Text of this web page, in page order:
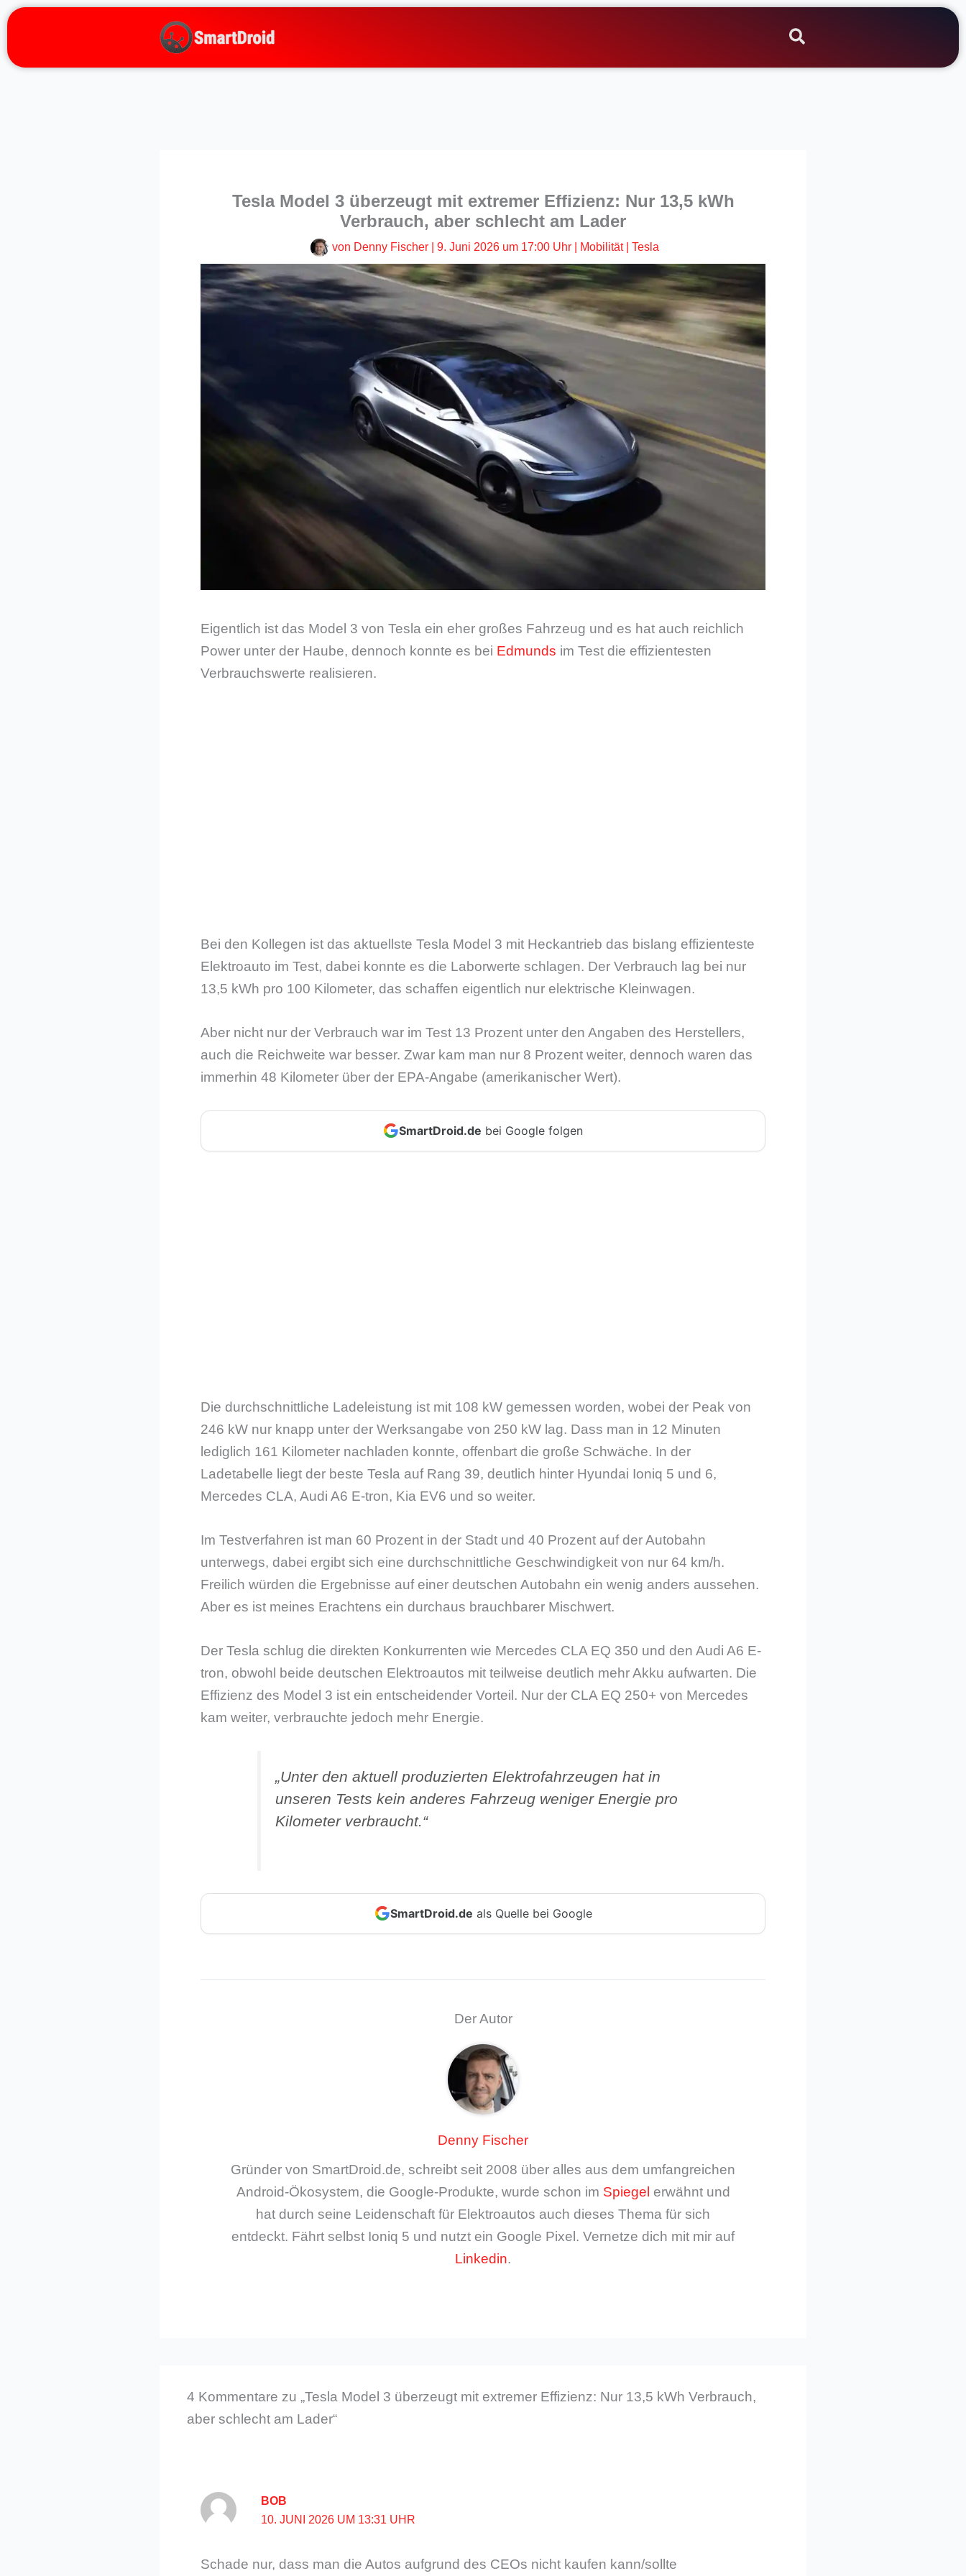
Zum
springen
Tesla Model 3 überzeugt mit extremer Effizienz: Nur 13,5 kWh
Verbrauch, aber schlecht am Lader
von Denny Fischer 9. Juni 2026 um 17:00 Uhr Mobilität| Tesla
Eigentlich ist das Model 3 von Tesla ein eher großes Fahrzeug und es hat auch reichlich
Power unter der Haube, dennoch konnte es bei Edmunds im Test die effizientesten
Verbrauchswerte realisieren.
Bei den Kollegen ist das aktuellste Tesla Model 3 mit Heckantrieb das bislang effizienteste
Elektroauto im Test, dabei konnte es die Laborwerte schlagen. Der Verbrauch lag bei nur
13,5 kWh pro 100 Kilometer, das schaffen eigentlich nur elektrische Kleinwagen.
Aber nicht nur der Verbrauch war im Test 13 Prozent unter den Angaben des Herstellers,
auch die Reichweite war besser. Zwar kam man nur 8 Prozent weiter, dennoch waren das
immerhin 48 Kilometer über der EPA-Angabe (amerikanischer Wert).
SmartDroid.de bei Google folgen
Die durchschnittliche Ladeleistung ist mit 108 kW gemessen worden, wobei der Peak von
246 kW nur knapp unter der Werksangabe von 250 kW lag. Dass man in 12 Minuten
lediglich 161 Kilometer nachladen konnte, offenbart die große Schwäche. In der
Ladetabelle liegt der beste Tesla auf Rang 39, deutlich hinter Hyundai Ioniq 5 und 6,
Mercedes CLA, Audi A6 E-tron, Kia EV6 und so weiter.
Im Testverfahren ist man 60 Prozent in der Stadt und 40 Prozent auf der Autobahn
unterwegs, dabei ergibt sich eine durchschnittliche Geschwindigkeit von nur 64 km/h.
Freilich würden die Ergebnisse auf einer deutschen Autobahn ein wenig anders aussehen.
Aber es ist meines Erachtens ein durchaus brauchbarer Mischwert.
Der Tesla schlug die direkten Konkurrenten wie Mercedes CLA EQ 350 und den Audi A6 E-
tron, obwohl beide deutschen Elektroautos mit teilweise deutlich mehr Akku aufwarten. Die
Effizienz des Model 3 ist ein entscheidender Vorteil. Nur der CLA EQ 250+ von Mercedes
kam weiter, verbrauchte jedoch mehr Energie.
„Unter den aktuell produzierten Elektrofahrzeugen hat in
unseren Tests kein anderes Fahrzeug weniger Energie pro
Kilometer verbraucht.“
SmartDroid.de als Quelle bei Google
Der Autor
Denny Fischer
Gründer von SmartDroid.de, schreibt seit 2008 über alles aus dem umfangreichen
Android-Ökosystem, die Google-Produkte, wurde schon im Spiegel erwähnt und
hat durch seine Leidenschaft für Elektroautos auch dieses Thema für sich
entdeckt. Fährt selbst Ioniq 5 und nutzt ein Google Pixel. Vernetze dich mit mir auf
Linkedin.
4 Kommentare zu „Tesla Model 3 überzeugt mit extremer Effizienz: Nur 13,5 kWh Verbrauch,
aber schlecht am Lader“
BOB
10. JUNI 2026 UM 13:31 UHR
Schade nur, dass man die Autos aufgrund des CEOs nicht kaufen kann/sollte